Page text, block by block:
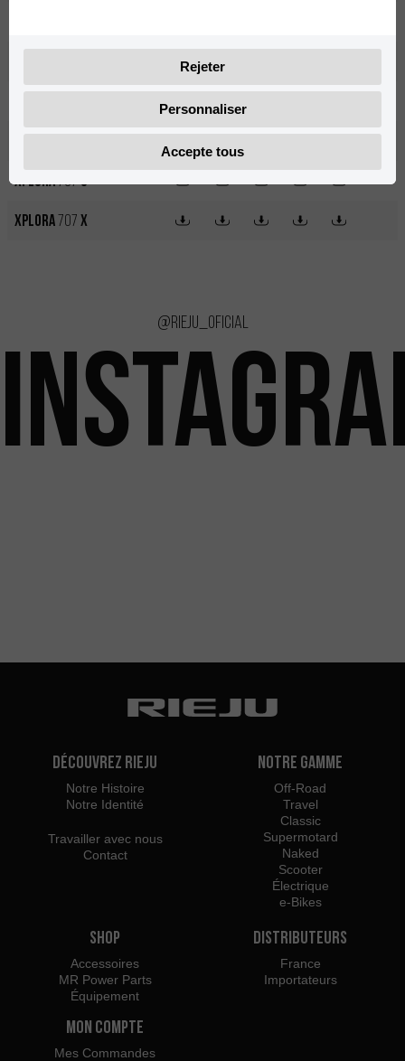
XPLORA
XPLORA707S
XPLORA707 X
@rieju_oficial
Découvrez Rieju
Notre Histoire
Notre Identité
Travailler avec nous
Contact
Notre Gamme
Off-Road
Travel
Classic
Supermotard
Naked
Scooter
Électrique
e-Bikes
Shop
Accessoires
MR Power Parts
Équipement
Mon Compte
Mes Commandes
Distributeurs
France
Importateurs
Rejeter
Personnaliser
Accepte tous